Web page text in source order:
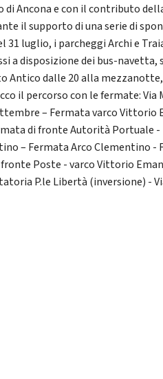
di Ancona e con il contributo
il supporto di una serie di
31 luglio, i parcheggi Archi e
a disposizione dei bus-navetta,
Antico dalle 20 alla
il percorso con le fermate: Via
– Fermata varco Vittorio
di fronte Autorità Portuale -
– Fermata Arco Clementino -
Poste - varco Vittorio
P.le Libertà (inversione) -